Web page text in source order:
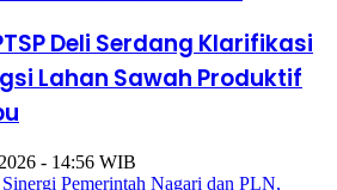
Deli Serdang Klarifikasi
Lahan Sawah Produktif
- 14:56 WIB